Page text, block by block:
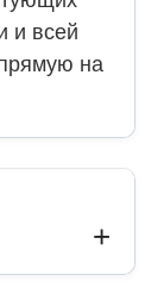
и всей
на